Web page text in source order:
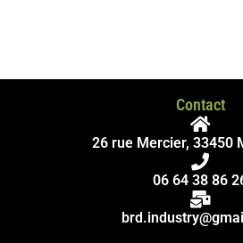
Contact
26 rue Mercier, 33450
06 64 38 86